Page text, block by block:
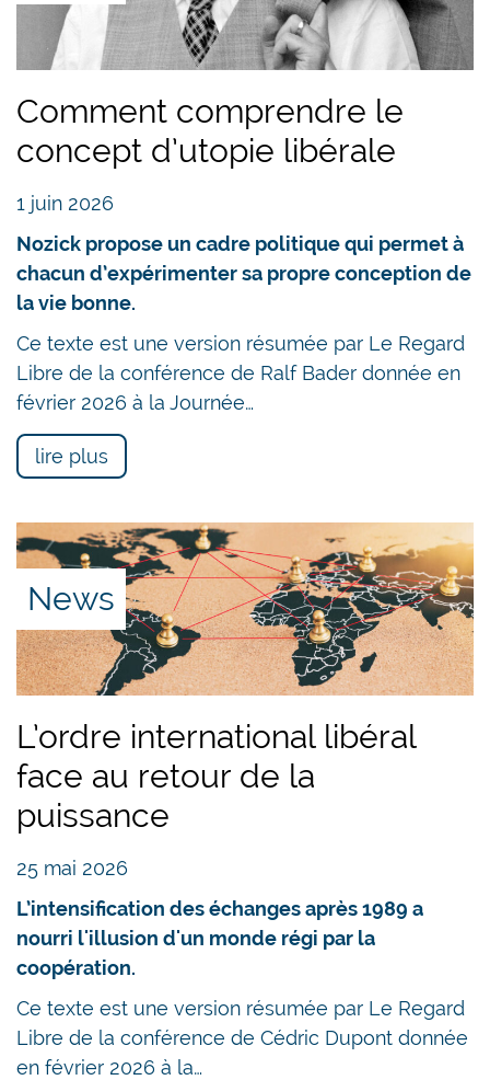
Comment comprendre le
concept d’utopie libérale
1 juin 2026
Nozick propose un cadre politique qui permet à
chacun d’expérimenter sa propre conception de
la vie bonne.
Ce texte est une version résumée par Le Regard
Libre de la conférence de Ralf Bader donnée en
février 2026 à la Journée…
lire plus
News
L’ordre international libéral
face au retour de la
puissance
25 mai 2026
L’intensification des échanges après 1989 a
nourri l'illusion d'un monde régi par la
coopération.
Ce texte est une version résumée par Le Regard
Libre de la conférence de Cédric Dupont donnée
en février 2026 à la…